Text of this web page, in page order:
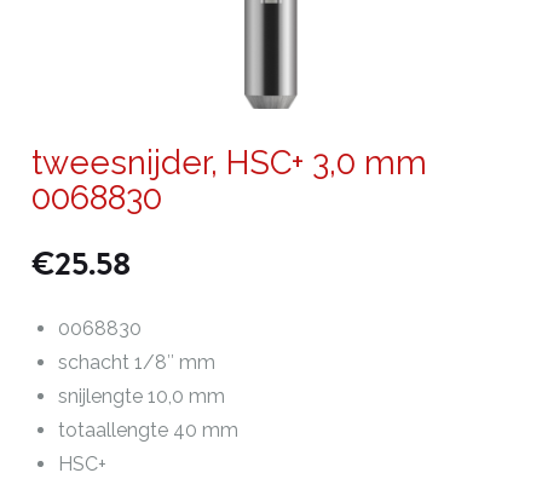
tweesnijder, HSC+ 3,0 mm
0068830
€25.58
0068830
schacht 1/8″ mm
snijlengte 10,0 mm
totaallengte 40 mm
HSC+